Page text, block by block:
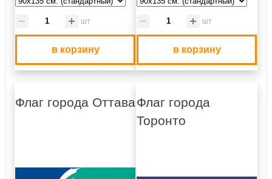
шт
в корзину
шт
в корзину
Флаг города ОттаваФлаг города
Торонто